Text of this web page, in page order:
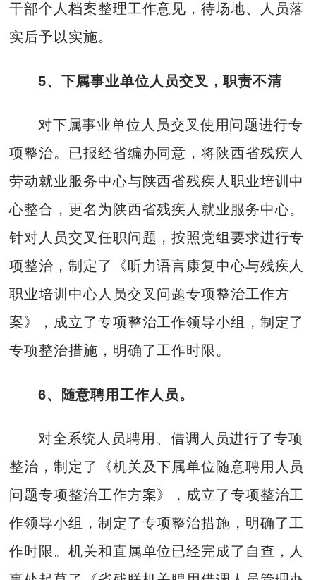
干部个人档案整理工作意见，待场地、人员落
实后予以实施。
5、下属事业单位人员交叉，职责不清
对下属事业单位人员交叉使用问题进行专
项整治。已报经省编办同意，将陕西省残疾人
劳动就业服务中心与陕西省残疾人职业培训中
心整合，更名为陕西省残疾人就业服务中心。
针对人员交叉任职问题，按照党组要求进行专
项整治，制定了《听力语言康复中心与残疾人
职业培训中心人员交叉问题专项整治工作方
案》，成立了专项整治工作领导小组，制定了
专项整治措施，明确了工作时限。
6、随意聘用工作人员。
对全系统人员聘用、借调人员进行了专项
整治，制定了《机关及下属单位随意聘用人员
问题专项整治工作方案》，成立了专项整治工
作领导小组，制定了专项整治措施，明确了工
作时限。机关和直属单位已经完成了自查，人